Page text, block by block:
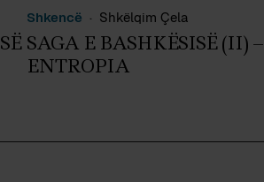
Shkencë Shkëlqim Çela
SAGA E BASHKËSISË (II) –
ENTROPIA